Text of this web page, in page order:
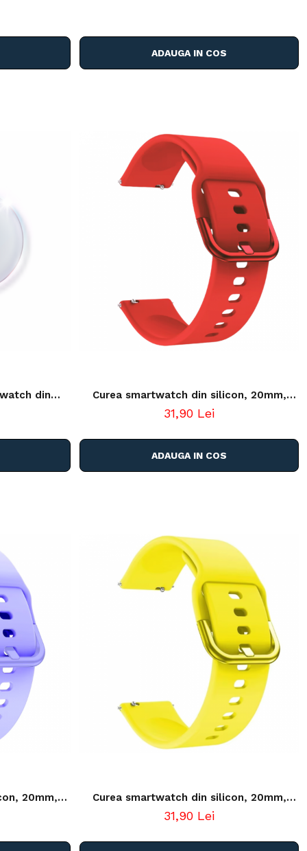
ADAUGA IN COS
din
curbate,
Curea smartwatch din silicon, 20mm,
sistem Quick release, rosu
31,90 Lei
ADAUGA IN COS
20mm,
lila
Curea smartwatch din silicon, 20mm,
sistem Quick release, galben
31,90 Lei